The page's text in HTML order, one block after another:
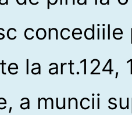
la art.124,
a muncii